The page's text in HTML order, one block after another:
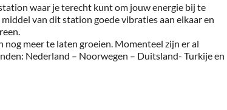
waar je terecht kunt om jouw energie bij te
van dit station goede vibraties aan elkaar en
meer te laten groeien. Momenteel zijn er al
Nederland – Noorwegen – Duitsland- Turkije en